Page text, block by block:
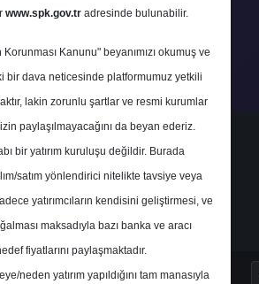
www.spk.gov.tradresinde bulunabilir.
Kanunu" beyanımızı okumuş ve
bir dava neticesinde platformumuz yetkili
lakin zorunlu şartlar ve resmi kurumlar
paylaşılmayacağını da beyan ederiz.
bir yatırım kuruluşu değildir. Burada
satım yönlendirici nitelikte tavsiye veya
yatırımcıların kendisini geliştirmesi, ve
maksadıyla bazı banka ve aracı
fiyatlarını paylaşmaktadır.
neden yatırım yapıldığını tam manasıyla